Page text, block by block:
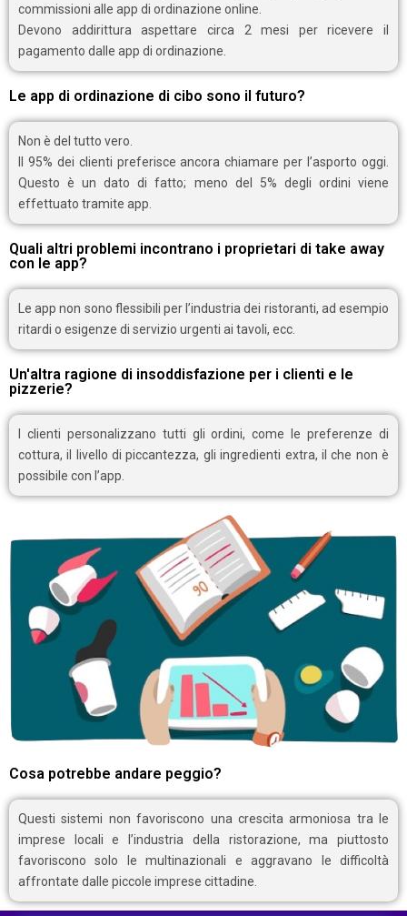
commissioni alle app di ordinazione online.
Devono addirittura aspettare circa 2 mesi per ricevere il
pagamento dalle app di ordinazione.
Le app di ordinazione di cibo sono il futuro?
Non è del tutto vero.
Il 95% dei clienti preferisce ancora chiamare per l’asporto oggi.
Questo è un dato di fatto; meno del 5% degli ordini viene
effettuato tramite app.
Quali altri problemi incontrano i proprietari di take away
con le app?
Le app non sono flessibili per l’industria dei ristoranti, ad esempio
ritardi o esigenze di servizio urgenti ai tavoli, ecc.
Un'altra ragione di insoddisfazione per i clienti e le
pizzerie?
I clienti personalizzano tutti gli ordini, come le preferenze di
cottura, il livello di piccantezza, gli ingredienti extra, il che non è
possibile con l’app.
Cosa potrebbe andare peggio?
Questi sistemi non favoriscono una crescita armoniosa tra le
imprese locali e l’industria della ristorazione, ma piuttosto
favoriscono solo le multinazionali e aggravano le difficoltà
affrontate dalle piccole imprese cittadine.